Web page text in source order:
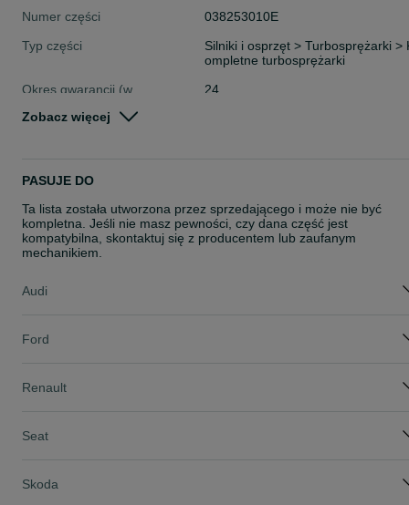
Numer części
038253010E
Typ części
Silniki i osprzęt > Turbosprężarki >
ompletne turbosprężarki
Okres gwarancji (w
24
Zobacz więcej
PASUJE DO
Ta lista została utworzona przez sprzedającego i może nie być
kompletna. Jeśli nie masz pewności, czy dana część jest
kompatybilna, skontaktuj się z producentem lub zaufanym
mechanikiem.
Audi
Ford
Renault
Seat
Skoda